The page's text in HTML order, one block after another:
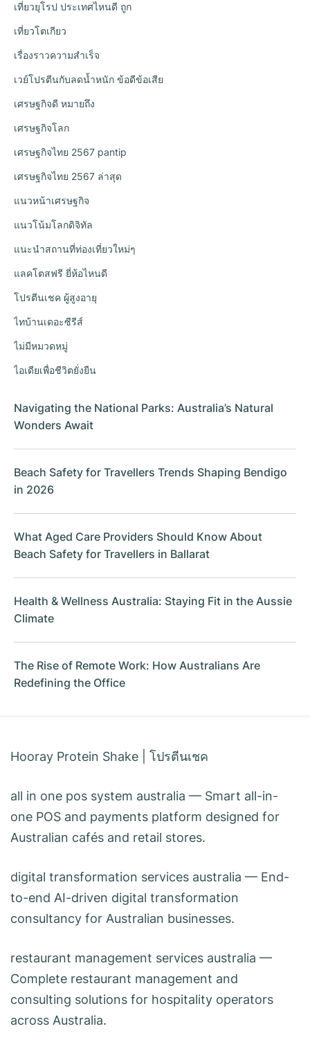
เที่ยวยุโรป ประเทศไหนดี ถูก
เที่ยวโตเกียว
เรื่องราวความสำเร็จ
เวย์โปรตีนกับลดน้ำหนัก ข้อดีข้อเสีย
เศรษฐกิจดี หมายถึง
เศรษฐกิจโลก
เศรษฐกิจไทย 2567 pantip
เศรษฐกิจไทย 2567 ล่าสุด
แนวหน้าเศรษฐกิจ
แนวโน้มโลกดิจิทัล
แนะนำสถานที่ท่องเที่ยวใหม่ๆ
แลคโตสฟรี ยี่ห้อไหนดี
โปรตีนเชค ผู้สูงอายุ
ไทบ้านเดอะซีรีส์
ไม่มีหมวดหมู่
ไอเดียเพื่อชีวิตยั่งยืน
Navigating the National Parks: Australia’s Natural
Wonders Await
Beach Safety for Travellers Trends Shaping Bendigo
in 2026
What Aged Care Providers Should Know About
Beach Safety for Travellers in Ballarat
Health & Wellness Australia: Staying Fit in the Aussie
Climate
The Rise of Remote Work: How Australians Are
Redefining the Office
Hooray Protein Shake โปรตีนเชค
all in one pos system australia — Smart all-in-
one POS and payments platform designed for
Australian cafés and retail stores.
digital transformation services australia — End-
to-end AI-driven digital transformation
consultancy for Australian businesses.
restaurant management services australia —
Complete restaurant management and
consulting solutions for hospitality operators
across Australia.